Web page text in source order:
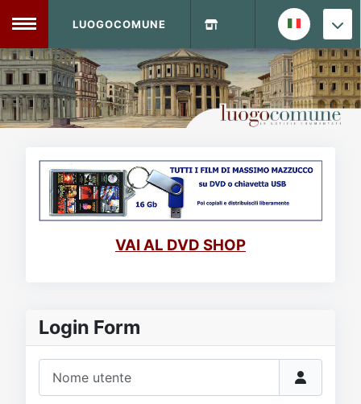
MENU
Home
DVD Shop
Sito
Forum
LUOGOCOMUNE
VAI AL DVD SHOP
Login Form